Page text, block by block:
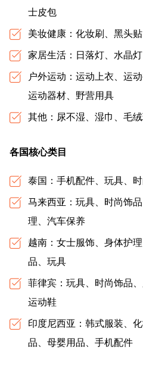
士皮包
美妆健康：化妆刷、黑头
家居生活：日落灯、水晶
户外运动：运动上衣、运
运动器材、野营用具
其他：尿不湿、湿巾、毛
各国核心类目
泰国：手机配件、玩具、
马来西亚：玩具、时尚饰
理、汽车保养
越南：女士服饰、身体护
品、玩具
菲律宾：玩具、时尚饰品
运动鞋
印度尼西亚：韩式服装、
品、母婴用品、手机配件